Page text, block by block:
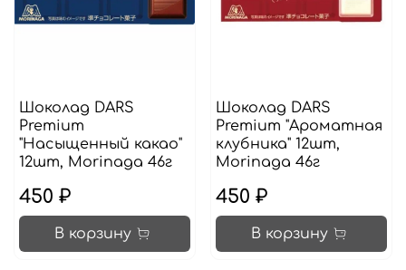
Шоколад DARS
Premium
"Насыщенный какао"
12шт, Morinaga 46г
450 ₽
В корзину
Шоколад DARS
Premium "Ароматная
клубника" 12шт,
Morinaga 46г
450 ₽
В корзину